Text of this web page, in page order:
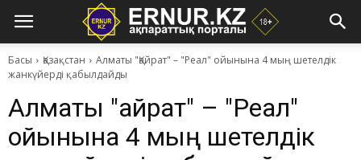
Басы Қазақстан
Алматы "Қайрат" – "Реал" ойынына 4 мың шетелдік
жанкүйерді қабылдайды
Алматы "Қайрат" – "Реал"
ойынына 4 мың шетелдік